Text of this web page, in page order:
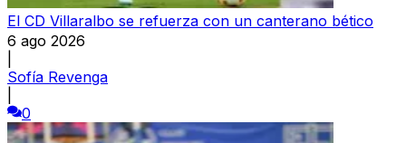
El CD Villaralbo se refuerza con un canterano bético
6 ago 2026
Sofía Revenga
0